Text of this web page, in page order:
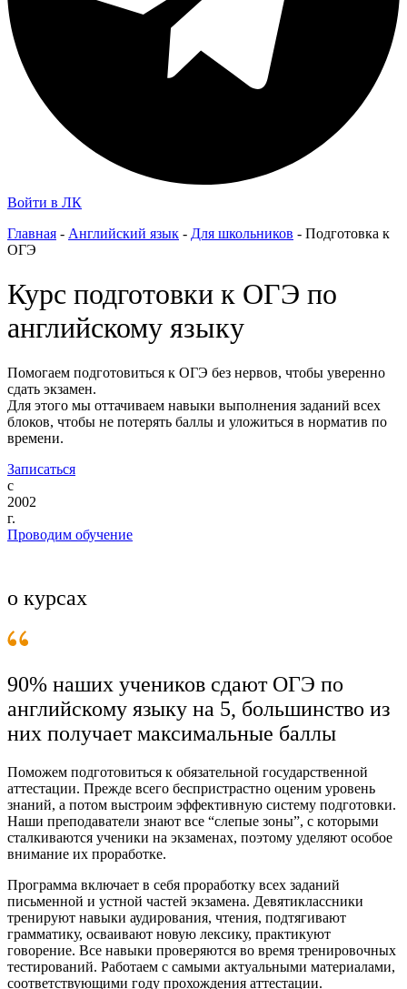
Войти в ЛК
Главная ‐ Английский язык ‐ Для школьников ‐ Подготовка к
ОГЭ
Курс подготовки к ОГЭ по
английскому языку
Помогаем подготовиться к ОГЭ без нервов, чтобы уверенно
сдать экзамен.
Для этого мы оттачиваем навыки выполнения заданий всех
блоков, чтобы не потерять баллы и уложиться в норматив по
времени.
Записаться
с
2002
г.
Проводим обучение
о курсах
90% наших учеников сдают ОГЭ по
английскому языку на 5, большинство из
них получает максимальные баллы
Поможем подготовиться к обязательной государственной
аттестации. Прежде всего беспристрастно оценим уровень
знаний, а потом выстроим эффективную систему подготовки.
Наши преподаватели знают все “слепые зоны”, с которыми
сталкиваются ученики на экзаменах, поэтому уделяют особое
внимание их проработке.
Программа включает в себя проработку всех заданий
письменной и устной частей экзамена. Девятиклассники
тренируют навыки аудирования, чтения, подтягивают
грамматику, осваивают новую лексику, практикуют
говорение. Все навыки проверяются во время тренировочных
тестирований. Работаем с самыми актуальными материалами,
соответствующими году прохождения аттестации.